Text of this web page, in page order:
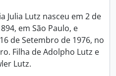
Julia Lutz nasceu em 2 de
em São Paulo, e
de Setembro de 1976, no
Filha de Adolpho Lutz e
Lutz.